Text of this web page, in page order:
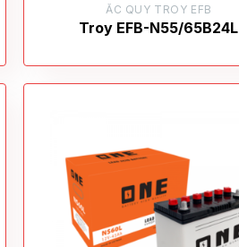
ẮC QUY TROY EFB
Troy EFB-N55/65B24L